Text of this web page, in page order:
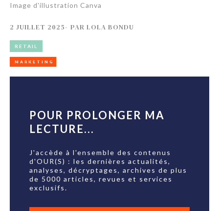
Image d'illustration Canva
2 JUILLET 2025- PAR LOLA BONDU
RETAIL
MARKETING
POUR PROLONGER MA
LECTURE...
J'accède à l'ensemble des contenus
d'OUR(S) : les dernières actualités,
analyses, décryptages, archives de plus
de 5000 articles, revues et services
exclusifs.